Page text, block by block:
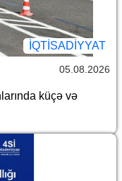
İQTİSADİYYAT
05.08.2026
küçə və